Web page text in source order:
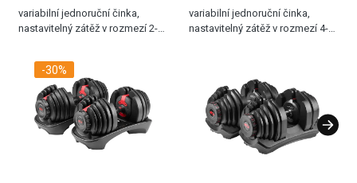
variabilní jednoruční činka,
nastavitelný zátěž v rozmezí 2-
lehce uskladnitelná, cena za 1
-30%
variabilní jednoruční činka,
nastavitelný zátěž v rozmezí 4-